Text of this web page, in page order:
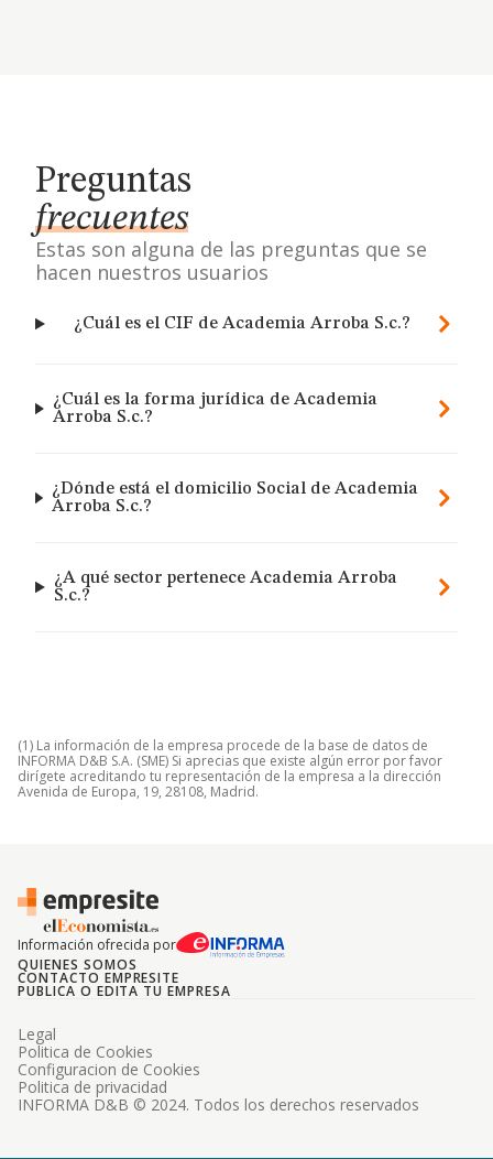
Preguntas
frecuentes
Estas son alguna de las preguntas que se
hacen nuestros usuarios
¿Cuál es el CIF de Academia Arroba S.c.?
¿Cuál es la forma jurídica de Academia
Arroba S.c.?
¿Dónde está el domicilio Social de Academia
Arroba S.c.?
¿A qué sector pertenece Academia Arroba
S.c.?
(1) La información de la empresa procede de la base de datos de
INFORMA D&B S.A. (SME) Si aprecias que existe algún error por favor
dirígete acreditando tu representación de la empresa a la dirección
Avenida de Europa, 19, 28108, Madrid.
Información ofrecida por
QUIENES SOMOS
CONTACTO EMPRESITE
PUBLICA O EDITA TU EMPRESA
INFORMA D&B © 2024. Todos los derechos reservados
Legal
Politica de Cookies
Configuracion de Cookies
Politica de privacidad